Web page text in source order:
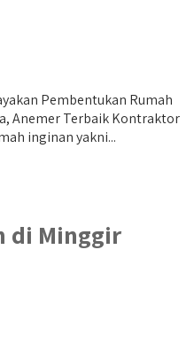
Pembentukan Rumah
Anemer Terbaik Kontraktor
inginan yakni...
di Minggir